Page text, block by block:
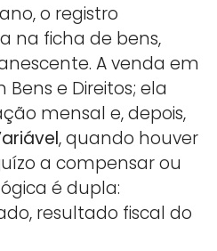
o registro
na ficha de bens,
A venda em
e Direitos; ela
mensal e, depois,
, quando houver
a compensar ou
é dupla:
resultado fiscal do